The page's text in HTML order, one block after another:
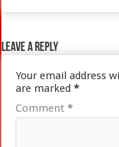
Leave a Reply
Your email address
are marked*
Comment*